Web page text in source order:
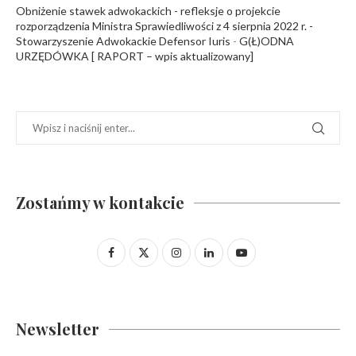
Obniżenie stawek adwokackich - refleksje o projekcie
rozporządzenia Ministra Sprawiedliwości z 4 sierpnia 2022 r. -
Stowarzyszenie Adwokackie Defensor Iuris - G(Ł)ODNA
URZĘDÓWKA [ RAPORT – wpis aktualizowany]
Zostańmy w kontakcie
Newsletter